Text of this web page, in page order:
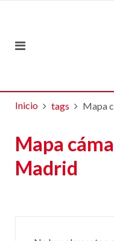
Inicio tags Mapa
Mapa
Madrid